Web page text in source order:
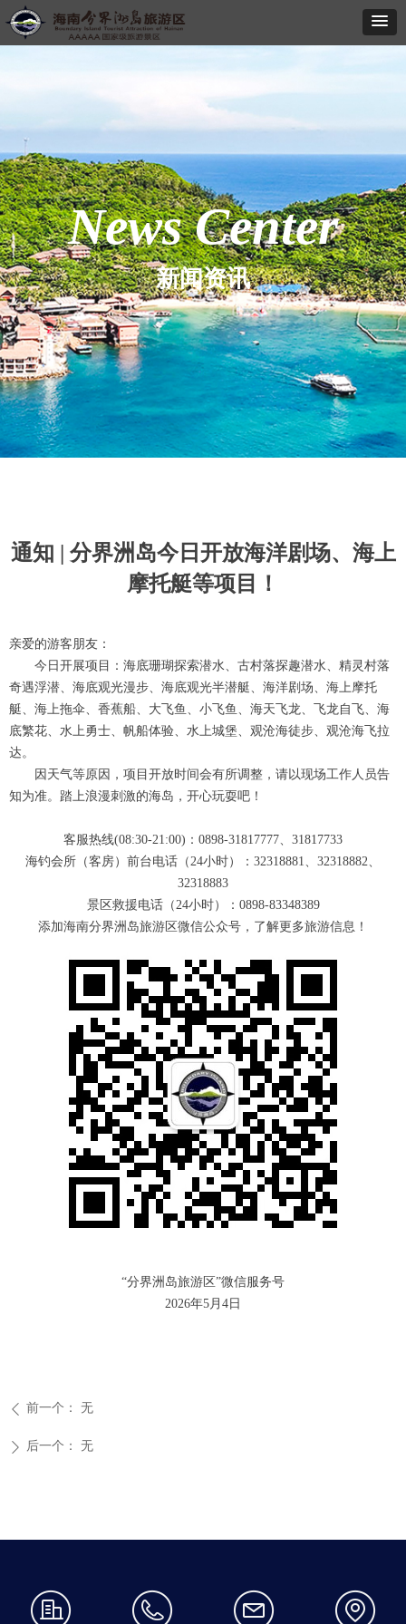
通知 | 分界洲岛今日开放海洋剧场、海上
摩托艇等项目！
亲爱的游客朋友：
今日开展项目：海底珊瑚探索潜水、古村落探趣潜水、精灵村落
奇遇浮潜、海底观光漫步、海底观光半潜艇、海洋剧场、海上摩托
艇、海上拖伞、香蕉船、大飞鱼、小飞鱼、海天飞龙、飞龙自飞、海
底繁花、水上勇士、帆船体验、水上城堡、观沧海徒步、观沧海飞拉
达。
因天气等原因，项目开放时间会有所调整，请以现场工作人员告
知为准。踏上浪漫刺激的海岛，开心玩耍吧！
客服热线(08:30-21:00)：0898-31817777、31817733
海钓会所（客房）前台电话（24小时）：32318881、32318882、
32318883
景区救援电话（24小时）：0898-83348389
添加海南分界洲岛旅游区微信公众号，了解更多旅游信息！
“分界洲岛旅游区”微信服务号
2026年5月4日
ꄴ 前一个： 无
ꄲ 后一个： 无
News Center
新闻资讯